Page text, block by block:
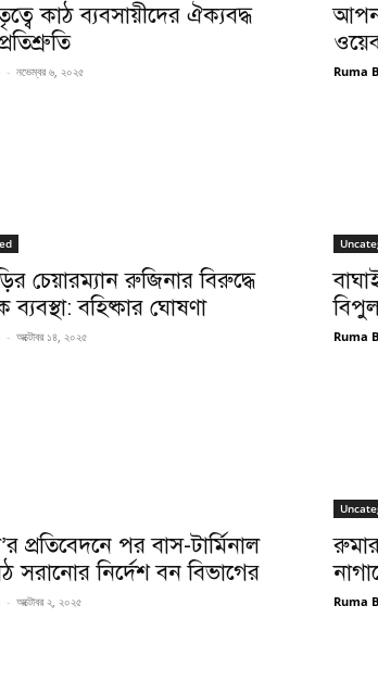
কাঠ ব্যবসায়ীদের ঐক্যবদ্ধ
- নভেম্বর ৬, ২০২৫ Ruma
চেয়ারম্যান রুজিনার বিরুদ্ধে
ব্যবস্থা: বহিষ্কার ঘোষণা
- অক্টোবর ১৪, ২০২৫ Ruma
প্রতিবেদনে পর বাস-টার্মিনাল
সরানোর নির্দেশ বন বিভাগের
- অক্টোবর ২, ২০২৫ Ruma